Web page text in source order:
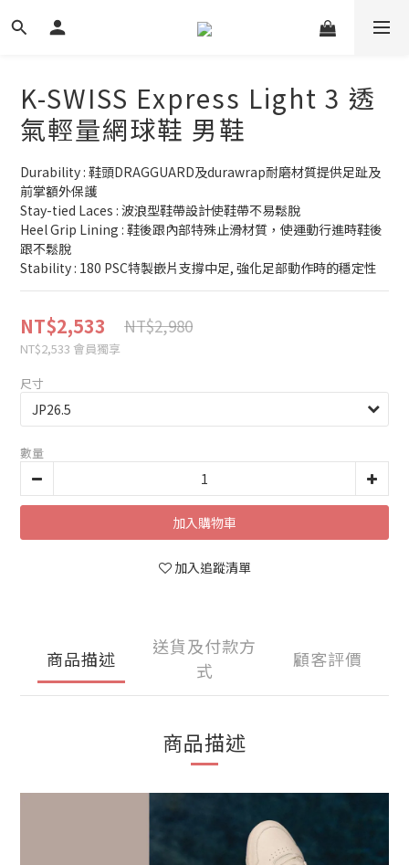
K-SWISS Express Light 3 透
氣輕量網球鞋 男鞋
Durability : 鞋頭DRAGGUARD及durawrap耐磨材質提供足趾及
前掌額外保護
Stay-tied Laces : 波浪型鞋帶設計使鞋帶不易鬆脫
Heel Grip Lining : 鞋後跟內部特殊止滑材質，使運動行進時鞋後
跟不鬆脫
Stability : 180 PSC特製嵌片支撐中足, 強化足部動作時的穩定性
NT$2,533 NT$2,980
NT$2,533 會員獨享
尺寸
數量
加入購物車
加入追蹤清單
商品描述
送貨及付款方
式
顧客評價
商品描述